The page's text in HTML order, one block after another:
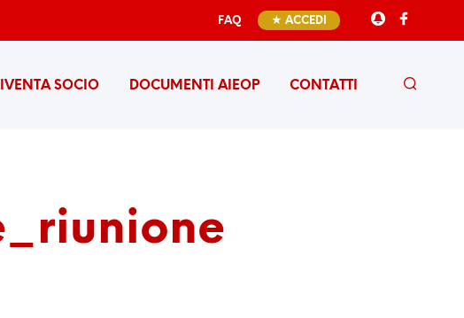
FAQ ★ ACCEDI
SOCIO DOCUMENTI AIEOP CONTATTI